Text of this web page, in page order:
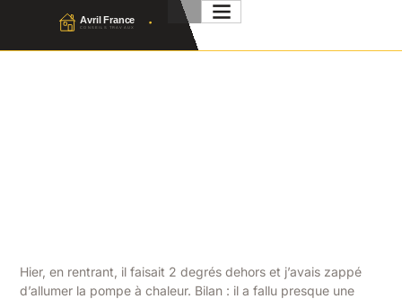
Hier, en rentrant, il faisait 2 degrés dehors et j’avais zappé
d’allumer la pompe à chaleur. Bilan : il a fallu presque une